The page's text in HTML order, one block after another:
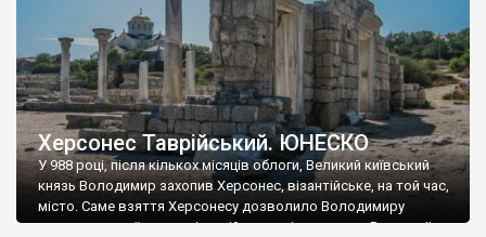
Херсонес Таврійський. ЮНЕСКО
У 988 році, після кількох місяців облоги, Великий київський
князь Володимир захопив Херсонес, візантійське, на той час,
місто. Саме взяття Херсонесу дозволило Володимиру
диктувати свої умови візантійському імператору Василю ІІ, та